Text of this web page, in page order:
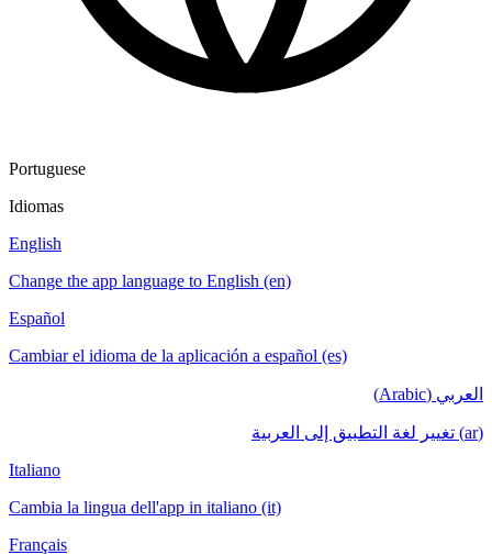
Portuguese
Idiomas
English
Change the app language to English (en)
Español
Cambiar el idioma de la aplicación a español (es)
العربي (Arabic)
(ar) تغيير لغة التطبيق إلى العربية
Italiano
Cambia la lingua dell'app in italiano (it)
Français